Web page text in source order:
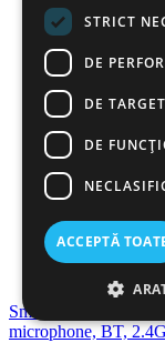
Smart pen pentru
microphone, BT,
STRICT
DE
DE
DE
ACCEPTĂ